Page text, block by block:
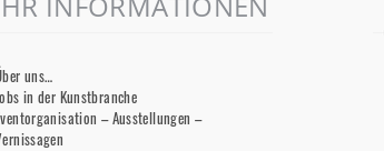
uns…
in der Kunstbranche
– Ausstellungen –